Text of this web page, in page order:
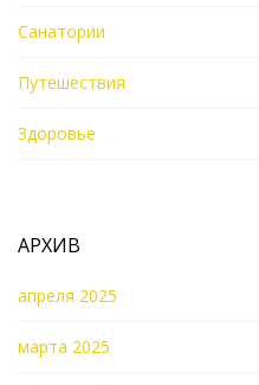
Санатории
Путешествия
Здоровье
АРХИВ
апреля 2025
марта 2025